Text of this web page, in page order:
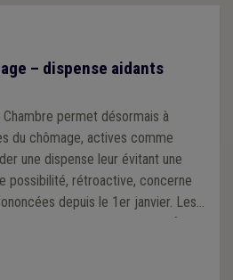
– dispense aidants
permet désormais à
du chômage, actives comme
une dispense leur évitant une
possibilité, rétroactive, concerne
depuis le 1er janvier. Les